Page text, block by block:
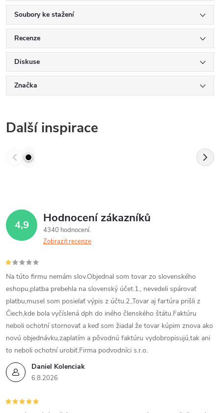
Soubory ke stažení
Recenze
Diskuse
Značka
Další inspirace
4,9 Hodnocení zákazníků
4340 hodnocení
Zobrazit recenze
Daniel Kolenciak
6.8.2026
Na túto firmu nemám slov.Objednal som tovar zo slovenského
eshopu,platba prebehla na slovenský účet.1., nevedeli spárovať
platbu,musel som posielať výpis z účtu.2.,Tovar aj fartúra prišli z
Čiech,kde bola vyčíslená dph do iného členského štátu.Faktúru
neboli ochotní stornovať a keď som žiadal že tovar kúpim znova ako
novú objednávku,zaplatím a pôvodnú faktúru vydobropisujú,tak ani
to neboli ochotní urobiť.Firma podvodníci s.r.o.